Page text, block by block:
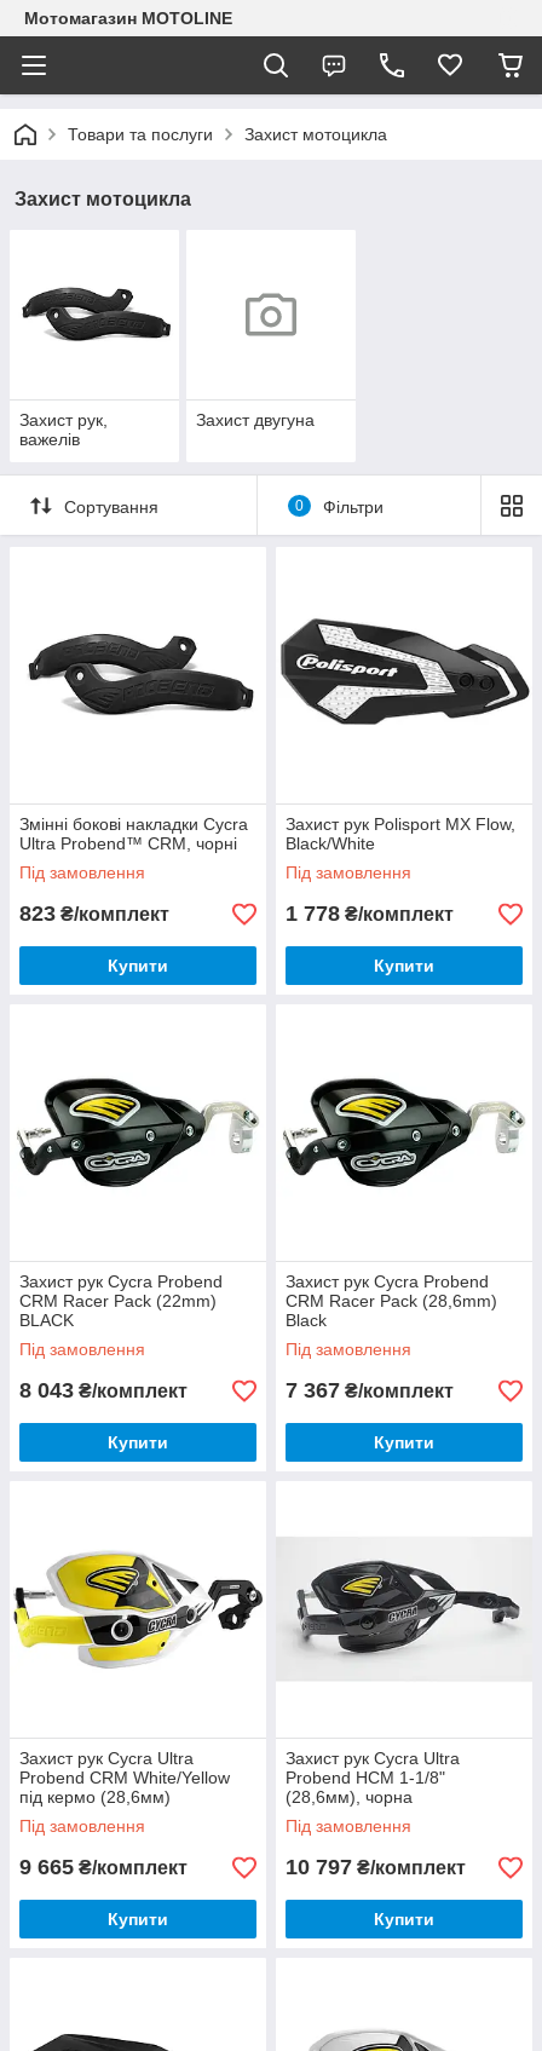
Мотомагазин MOTOLINE
Товари та послуги Захист мотоцикла
Захист мотоцикла
Захист рук,
важелів
Захист двугуна
Сортування 0 Фільтри
Змінні бокові накладки Cycra
Ultra Probend™ CRM, чорні
Під замовлення
823 ₴/комплект
Купити
Захист рук Polisport MX Flow,
Black/White
Під замовлення
1 778 ₴/комплект
Купити
Захист рук Cycra Probend
CRM Racer Pack (22mm)
BLACK
Під замовлення
8 043 ₴/комплект
Купити
Захист рук Cycra Probend
CRM Racer Pack (28,6mm)
Black
Під замовлення
7 367 ₴/комплект
Купити
Захист рук Cycra Ultra
Probend CRM White/Yellow
під кермо (28,6мм)
Під замовлення
9 665 ₴/комплект
Купити
Захист рук Cycra Ultra
Probend HCM 1-1/8"
(28,6мм), чорна
Під замовлення
10 797 ₴/комплект
Купити